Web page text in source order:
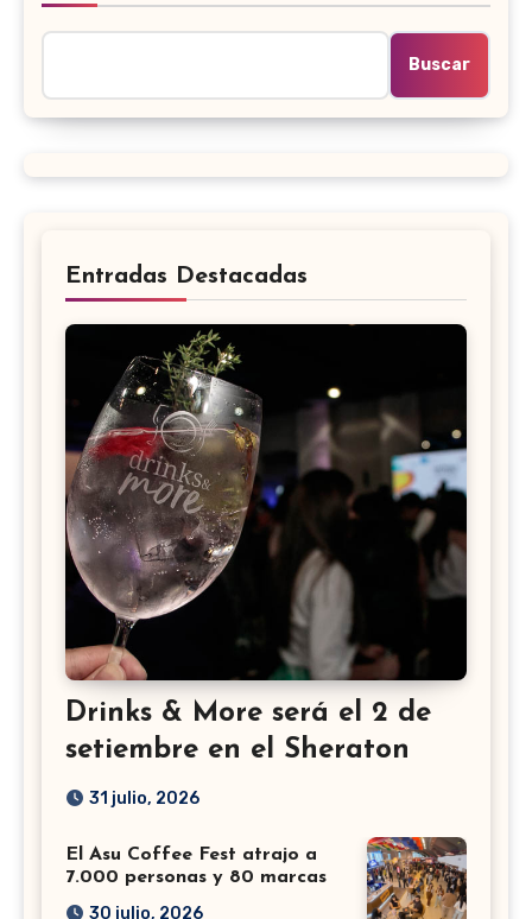
Buscar
Entradas Destacadas
Drinks & More será el 2 de
setiembre en el Sheraton
31 julio, 2026
El Asu Coffee Fest atrajo a
7.000 personas y 80 marcas
30 julio, 2026